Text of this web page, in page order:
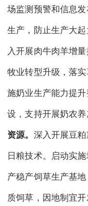
场监测预警和信息
生产，防止生产大
入开展肉牛肉羊增
牧业转型升级，落
施奶业生产能力提
设，支持开展奶农养
资源。 深入开展豆
日粮技术。启动实
产稳产饲草生产基
质饲草，因地制宜